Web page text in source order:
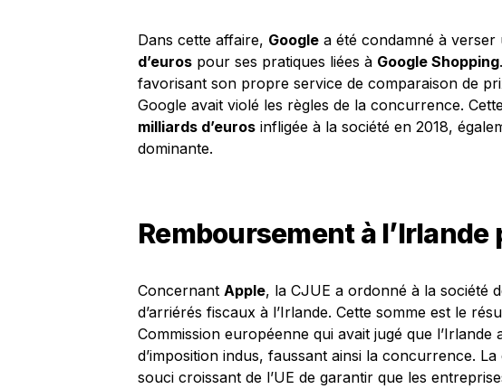
Dans cette affaire, Google a été condamné à verser
d’euros pour ses pratiques liées à Google Shopping
favorisant son propre service de comparaison de
Google avait violé les règles de la concurrence.
milliards d’euros infligée à la société en 2018,
dominante.
Remboursement à l’Irlande
Concernant Apple, la CJUE a ordonné à la société
d’arriérés fiscaux à l’Irlande. Cette somme est le
Commission européenne qui avait jugé que
d’imposition indus, faussant ainsi la concurrence.
souci croissant de l’UE de garantir que les